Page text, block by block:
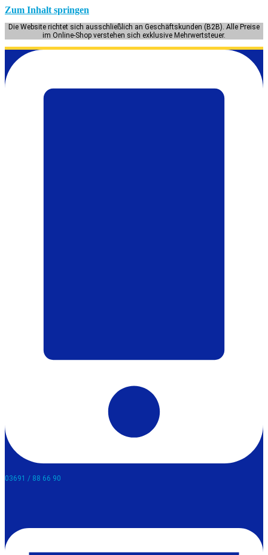
Zum Inhalt springen
Die Website richtet sich ausschließlich an Geschäftskunden (B2B). Alle Preise
im Online-Shop verstehen sich exklusive Mehrwertsteuer.
03691 / 88 66 90​